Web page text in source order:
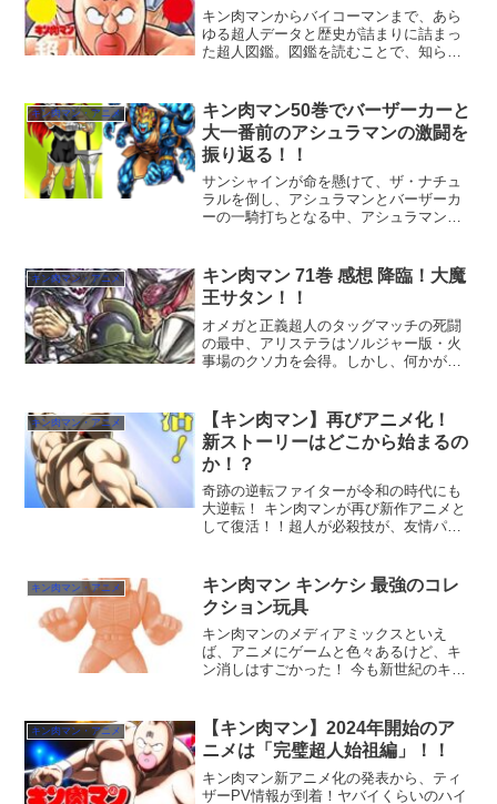
キン肉マンからバイコーマンまで、あら
ゆる超人データと歴史が詰まりに詰まっ
た超人図鑑。図鑑を読むことで、知らな
キン肉マン・アニメ
キン肉マン50巻でバーザーカーと
大一番前のアシュラマンの激闘を
振り返る！！
サンシャインが命を懸けて、ザ・ナチュ
ラルを倒し、アシュラマンとバーザーカ
ーの一騎打ちとなる中、アシュラマン珠
キン肉マン・アニメ
キン肉マン 71巻 感想 降臨！大魔
王サタン！！
オメガと正義超人のタッグマッチの死闘
の最中、アリステラはソルジャー版・火
事場のクソ力を会得。しかし、何かが違
る！？
キン肉マン・アニメ
【キン肉マン】再びアニメ化！
新ストーリーはどこから始まるの
か！？
奇跡の逆転ファイターが令和の時代にも
大逆転！ キン肉マンが再び新作アニメと
して復活！！超人が必殺技が、友情パワ
キン肉マン・アニメ
キン肉マン キンケシ 最強のコレ
クション玩具
キン肉マンのメディアミックスといえ
ば、アニメにゲームと色々あるけど、キ
ン消しはすごかった！ 今も新世紀のキン
キン肉マン・アニメ
【キン肉マン】2024年開始のア
ニメは「完璧超人始祖編」！！
キン肉マン新アニメ化の発表から、ティ
ザーPV情報が到着！ヤバイくらいのハイ